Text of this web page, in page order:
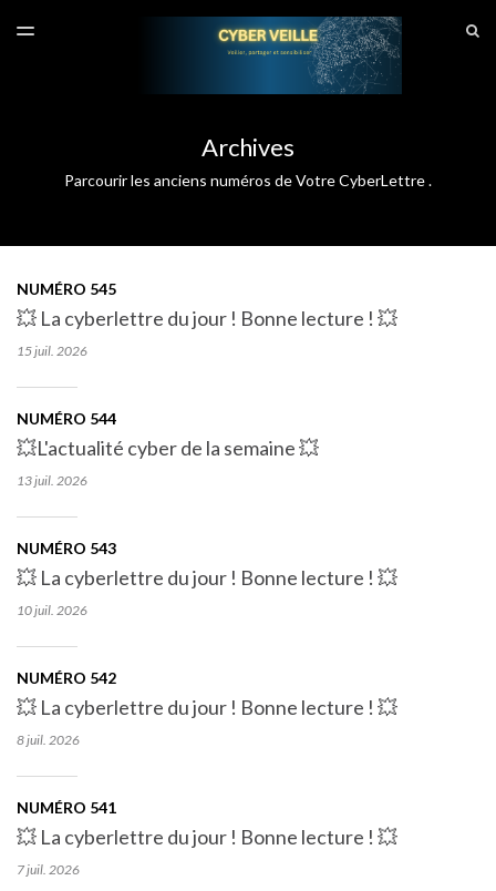
TOGGLE
Archives
Parcourir les anciens numéros de Votre CyberLettre .
NUMÉRO 545
💥 La cyberlettre du jour ! Bonne lecture ! 💥
15 juil. 2026
NUMÉRO 544
💥L'actualité cyber de la semaine 💥
13 juil. 2026
NUMÉRO 543
💥 La cyberlettre du jour ! Bonne lecture ! 💥
10 juil. 2026
NUMÉRO 542
💥 La cyberlettre du jour ! Bonne lecture ! 💥
8 juil. 2026
NUMÉRO 541
💥 La cyberlettre du jour ! Bonne lecture ! 💥
7 juil. 2026